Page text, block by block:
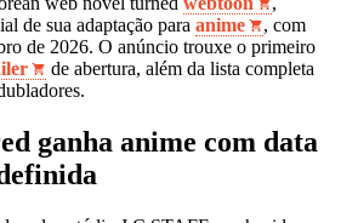
de sua adaptação para anime
, com
de 2026. O anúncio trouxe o primeiro
de abertura, além da lista completa
ganha anime com data